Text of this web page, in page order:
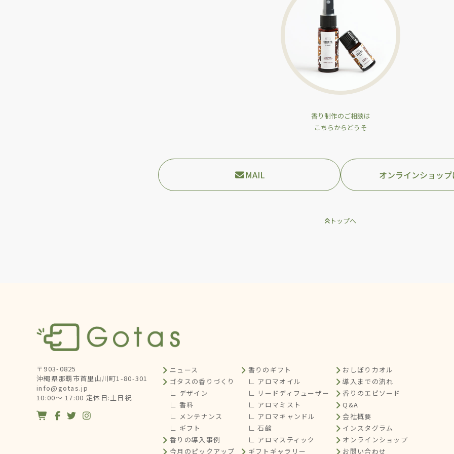
香り制作のご相談は
こちらからどうそ
MAIL オンラインショッ
トップへ
〒903-0825
沖縄県那覇市首里山川町1-80-301
info@gotas.jp
10:00～ 17:00 定休日:土日祝
   
ニュース
ゴタスの香りづくり
∟ デザイン
∟ 香料
∟ メンテナンス
∟ ギフト
香りの導入事例
今月のピックアップ
香りのギフト
∟ アロマオイル
∟ リードディフューザー
∟ アロマミスト
∟ アロマキャンドル
∟ 石鹸
∟ アロマスティック
ギフトギャラリー
おしぼりカオル
導入までの流れ
香りのエピソード
Q&A
会社概要
インスタグラム
オンラインショップ
お問い合わせ